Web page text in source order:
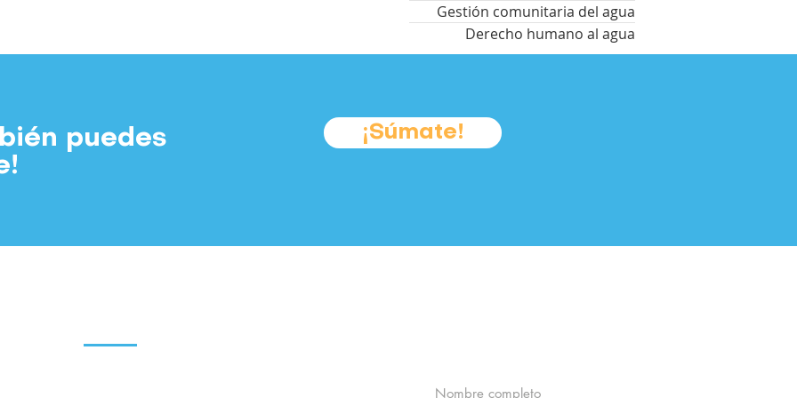
Gestión comunitaria del agua
Derecho humano al agua
puedes
¡Súmate!